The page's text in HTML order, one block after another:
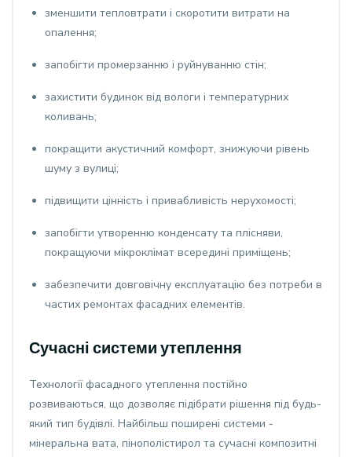
зменшити тепловтрати і скоротити витрати на
опалення;
запобігти промерзанню і руйнуванню стін;
захистити будинок від вологи і температурних
коливань;
покращити акустичний комфорт, знижуючи рівень
шуму з вулиці;
підвищити цінність і привабливість нерухомості;
запобігти утворенню конденсату та плісняви,
покращуючи мікроклімат всередині приміщень;
забезпечити довговічну експлуатацію без потреби в
частих ремонтах фасадних елементів.
Сучасні системи утеплення
Технології фасадного утеплення постійно
розвиваються, що дозволяє підібрати рішення під будь-
який тип будівлі. Найбільш поширені системи -
мінеральна вата, пінополістирол та сучасні композитні